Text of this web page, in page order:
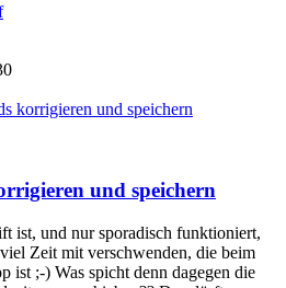
korrigieren und speichern
und speichern
ist, und nur sporadisch funktioniert,
Zeit mit verschwenden, die beim
ist ;-) Was spicht denn dagegen die